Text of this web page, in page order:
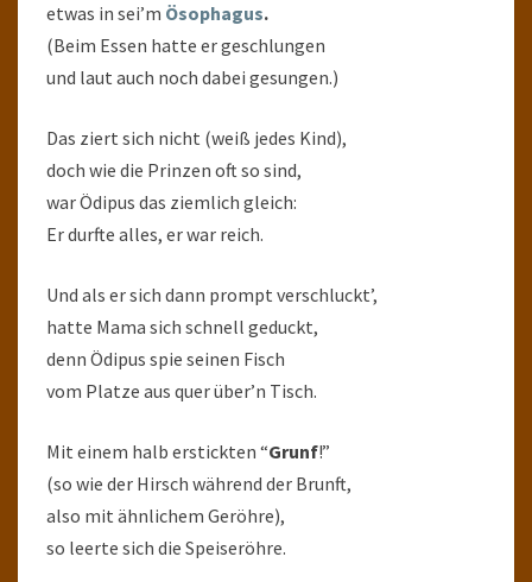
etwas in sei’m Ösophagus.
(Beim Essen hatte er geschlungen
und laut auch noch dabei gesungen.)
Das ziert sich nicht (weiß jedes Kind),
doch wie die Prinzen oft so sind,
war Ödipus das ziemlich gleich:
Er durfte alles, er war reich.
Und als er sich dann prompt verschluckt’,
hatte Mama sich schnell geduckt,
denn Ödipus spie seinen Fisch
vom Platze aus quer über’n Tisch.
Mit einem halb erstickten “Grunf!”
(so wie der Hirsch während der Brunft,
also mit ähnlichem Geröhre),
so leerte sich die Speiseröhre.